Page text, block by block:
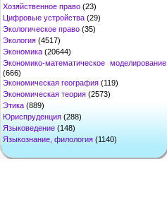
Хозяйственное право (23)
Цифровые устройства (29)
Экологическое право (35)
Экология (4517)
Экономика (20644)
Экономико-математическое моделирование
(666)
Экономическая география (119)
Экономическая теория (2573)
Этика (889)
Юриспруденция (288)
Языковедение (148)
Языкознание, филология (1140)